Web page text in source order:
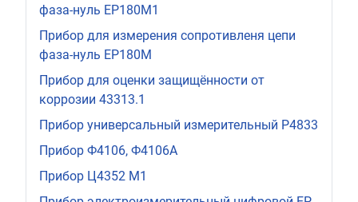
фаза-нуль ЕР180М1
Прибор для измерения сопротивленя цепи
фаза-нуль ЕР180М
Прибор для оценки защищённости от
коррозии 43313.1
Прибор универсальный измерительный Р4833
Прибор Ф4106, Ф4106А
Прибор Ц4352 М1